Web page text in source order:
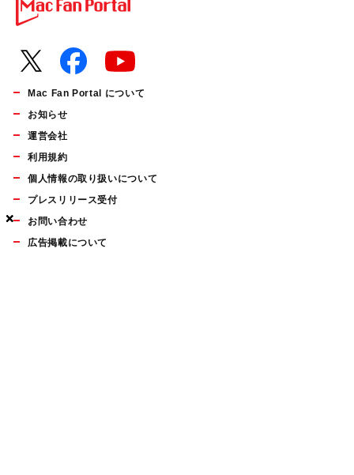
×
×
×
Mac Fan Portal について
お知らせ
運営会社
利用規約
個人情報の取り扱いについて
プレスリリース受付
お問い合わせ
広告掲載について